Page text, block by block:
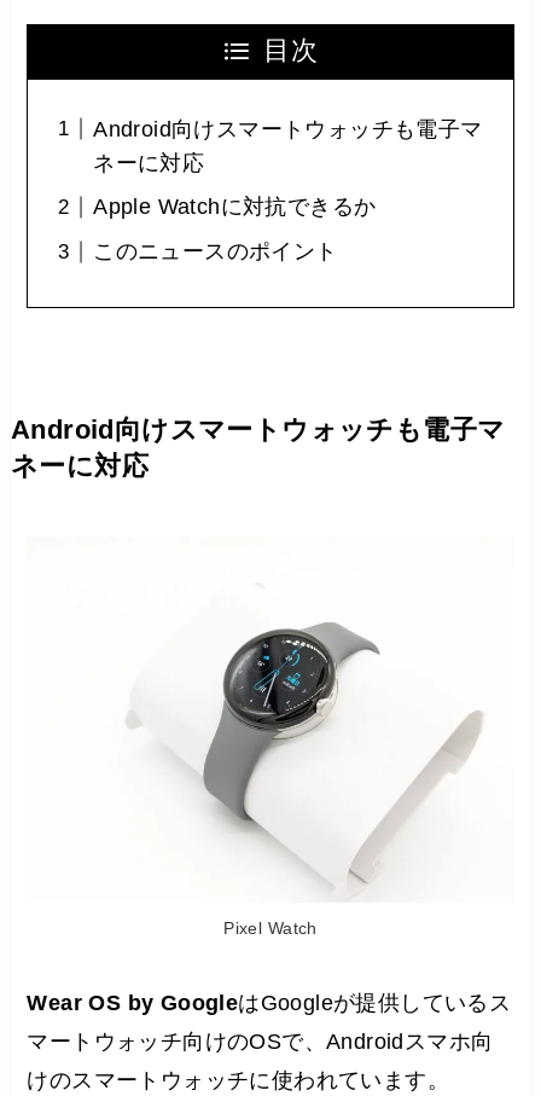
目次
Android向けスマートウォッチも電子マ
ネーに対応
Apple Watchに対抗できるか
このニュースのポイント
Android向けスマートウォッチも電子マ
ネーに対応
Pixel Watch
Wear OS by GoogleはGoogleが提供しているス
マートウォッチ向けのOSで、Androidスマホ向
けのスマートウォッチに使われています。